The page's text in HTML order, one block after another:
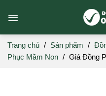
Trang chủ / Sản phẩm /
Phục Mầm Non / Giá Đồng